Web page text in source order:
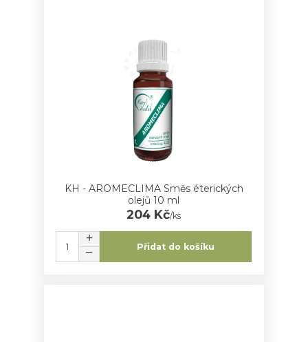
KH - AROMECLIMA Směs éterických
olejů 10 ml
204 Kč/ks
Přidat do košíku